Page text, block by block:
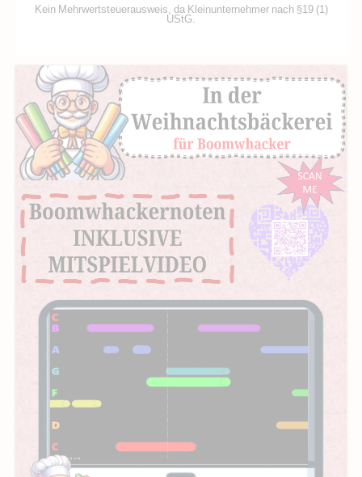
Kein Mehrwertsteuerausweis, da Kleinunternehmer nach §19 (1)
UStG.